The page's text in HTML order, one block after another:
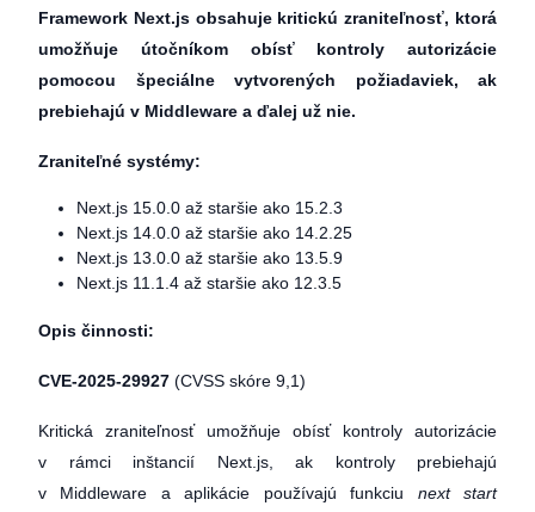
Framework Next.js obsahuje kritickú zraniteľnosť, ktorá
umožňuje útočníkom obísť kontroly autorizácie
pomocou špeciálne vytvorených požiadaviek, ak
prebiehajú v Middleware a ďalej už nie.
Zraniteľné systémy:
Next.js 15.0.0 až staršie ako 15.2.3
Next.js 14.0.0 až staršie ako 14.2.25
Next.js 13.0.0 až staršie ako 13.5.9
Next.js 11.1.4 až staršie ako 12.3.5
Opis činnosti:
CVE-2025-29927 (CVSS skóre 9,1)
Kritická zraniteľnosť umožňuje obísť kontroly autorizácie
v rámci inštancií Next.js, ak kontroly prebiehajú
v Middleware a aplikácie používajú funkciu next start